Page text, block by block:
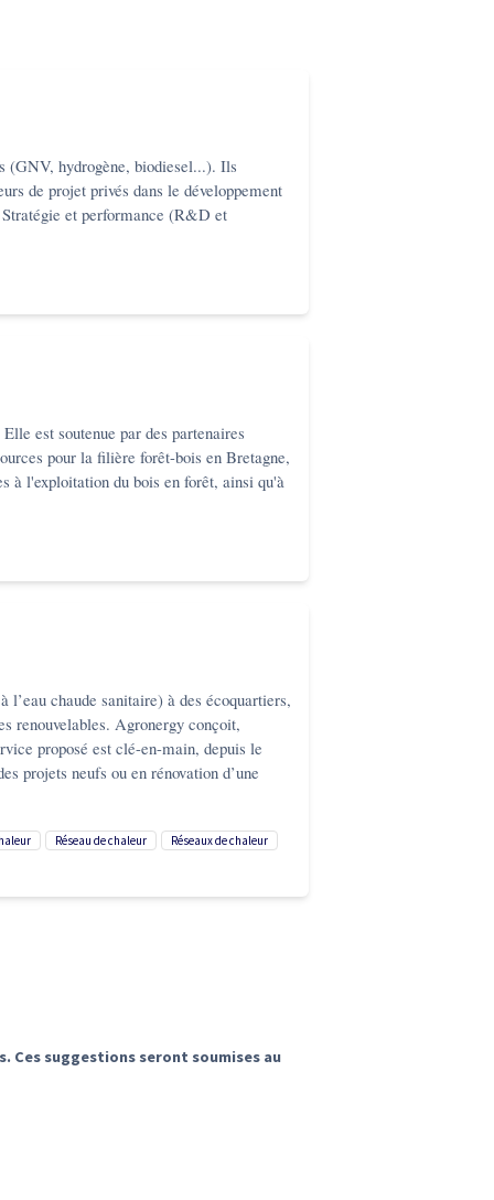
(GNV, hydrogène, biodiesel...). Ils
de projet privés dans le développement
et performance (R&D et
est soutenue par des partenaires
pour la filière forêt-bois en Bretagne,
à l'exploitation du bois en forêt, ainsi qu'à
chaude sanitaire) à des écoquartiers,
renouvelables. Agronergy conçoit,
proposé est clé-en-main, depuis le
projets neufs ou en rénovation d’une
chaleur réseau de chaleur
réseaux de chaleur
Ces suggestions seront soumises au